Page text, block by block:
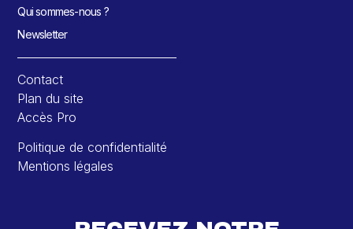
Qui sommes-nous ?
Newsletter
Contact
Plan du site
Accès Pro
Politique de confidentialité
Mentions légales